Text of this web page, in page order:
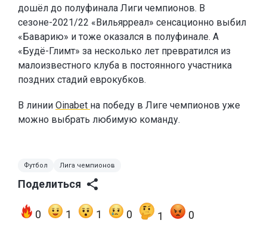
дошёл до полуфинала Лиги чемпионов. В
сезоне-2021/22 «Вильярреал» сенсационно выбил
«Баварию» и тоже оказался в полуфинале. А
«Будё-Глимт» за несколько лет превратился из
малоизвестного клуба в постоянного участника
поздних стадий еврокубков.
В линии Oinabet на победу в Лиге чемпионов уже
можно выбрать любимую команду.
Футбол Лига чемпионов
Поделиться
0 1 1 0 1 0